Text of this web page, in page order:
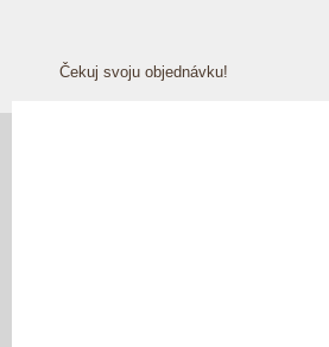
Čekuj svoju objednávku!